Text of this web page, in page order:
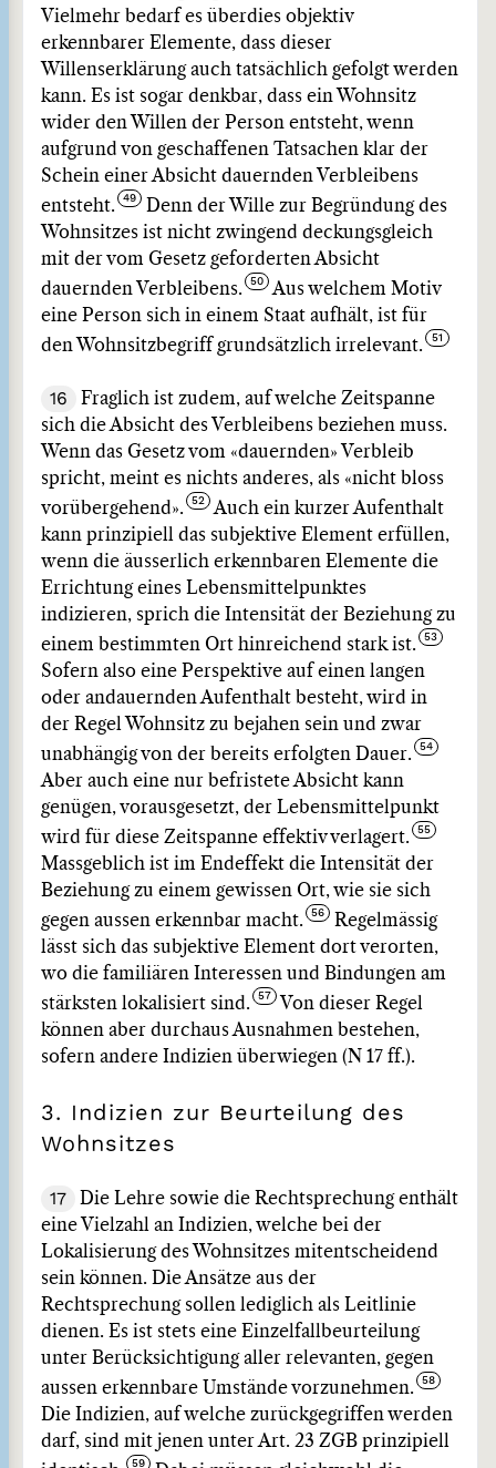
Vielmehr bedarf es überdies objektiv
erkennbarer Elemente, dass dieser
Willenserklärung auch tatsächlich gefolgt werden
kann. Es ist sogar denkbar, dass ein Wohnsitz
wider den Willen der Person entsteht, wenn
aufgrund von geschaffenen Tatsachen klar der
Schein einer Absicht dauernden Verbleibens
entsteht.
Denn der Wille zur Begründung des
Wohnsitzes ist nicht zwingend deckungsgleich
mit der vom Gesetz geforderten Absicht
dauernden Verbleibens.
Aus welchem Motiv
eine Person sich in einem Staat aufhält, ist für
den Wohnsitzbegriff grundsätzlich irrelevant.
16
Fraglich ist zudem, auf welche Zeitspanne
sich die Absicht des Verbleibens beziehen muss.
Wenn das Gesetz vom «dauernden» Verbleib
spricht, meint es nichts anderes, als «nicht bloss
vorübergehend».
Auch ein kurzer Aufenthalt
kann prinzipiell das subjektive Element erfüllen,
wenn die äusserlich erkennbaren Elemente die
Errichtung eines Lebensmittelpunktes
indizieren, sprich die Intensität der Beziehung zu
einem bestimmten Ort hinreichend stark ist.
Sofern also eine Perspektive auf einen langen
oder andauernden Aufenthalt besteht, wird in
der Regel Wohnsitz zu bejahen sein und zwar
unabhängig von der bereits erfolgten Dauer.
Aber auch eine nur befristete Absicht kann
genügen, vorausgesetzt, der Lebensmittelpunkt
wird für diese Zeitspanne effektiv verlagert.
Massgeblich ist im Endeffekt die Intensität der
Beziehung zu einem gewissen Ort, wie sie sich
gegen aussen erkennbar macht.
Regelmässig
lässt sich das subjektive Element dort verorten,
wo die familiären Interessen und Bindungen am
stärksten lokalisiert sind.
Von dieser Regel
können aber durchaus Ausnahmen bestehen,
sofern andere Indizien überwiegen (N 17 ff.).
3. Indizien zur Beurteilung des
Wohnsitzes
17
Die Lehre sowie die Rechtsprechung enthält
eine Vielzahl an Indizien, welche bei der
Lokalisierung des Wohnsitzes mitentscheidend
sein können. Die Ansätze aus der
Rechtsprechung sollen lediglich als Leitlinie
dienen. Es ist stets eine Einzelfallbeurteilung
unter Berücksichtigung aller relevanten, gegen
aussen erkennbare Umstände vorzunehmen.
Die Indizien, auf welche zurückgegriffen werden
darf, sind mit jenen unter Art. 23 ZGB prinzipiell